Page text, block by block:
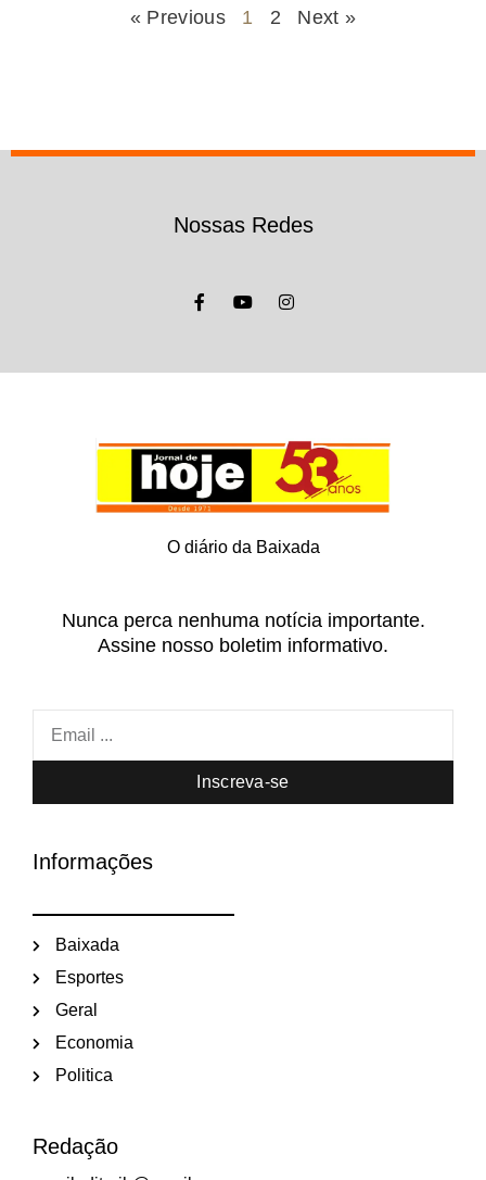
« Previous 1 2 Next »
Nossas Redes
O diário da Baixada
Nunca perca nenhuma notícia importante.
Assine nosso boletim informativo.
Inscreva-se
Informações
Baixada
Esportes
Geral
Economia
Politica
Redação